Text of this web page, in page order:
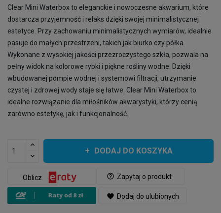
Clear Mini Waterbox to eleganckie i nowoczesne akwarium, które
dostarcza przyjemność i relaks dzięki swojej minimalistycznej
estetyce. Przy zachowaniu minimalistycznych wymiarów, idealnie
pasuje do małych przestrzeni, takich jak biurko czy półka.
Wykonane z wysokiej jakości przezroczystego szkła, pozwala na
pełny widok na kolorowe rybki i piękne rośliny wodne. Dzięki
wbudowanej pompie wodnej i systemowi filtracji, utrzymanie
czystej i zdrowej wody staje się łatwe. Clear Mini Waterbox to
idealne rozwiązanie dla miłośników akwarystyki, którzy cenią
zarówno estetykę, jak i funkcjonalność.
DODAJ DO KOSZYKA
help_outline Zapytaj o produkt
Oblicz
favorite Dodaj do ulubionych